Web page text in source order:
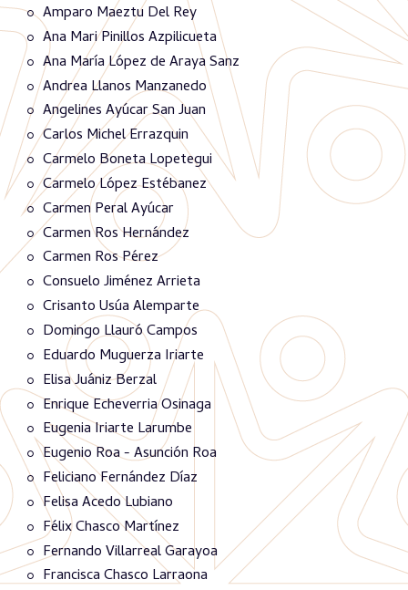
Amparo Maeztu Del Rey
Ana Mari Pinillos Azpilicueta
Ana María López de Araya Sanz
Andrea Llanos Manzanedo
Angelines Ayúcar San Juan
Carlos Michel Errazquin
Carmelo Boneta Lopetegui
Carmelo López Estébanez
Carmen Peral Ayúcar
Carmen Ros Hernández
Carmen Ros Pérez
Consuelo Jiménez Arrieta
Crisanto Usúa Alemparte
Domingo Llauró Campos
Eduardo Muguerza Iriarte
Elisa Juániz Berzal
Enrique Echeverria Osinaga
Eugenia Iriarte Larumbe
Eugenio Roa - Asunción Roa
Feliciano Fernández Díaz
Felisa Acedo Lubiano
Félix Chasco Martínez
Fernando Villarreal Garayoa
Francisca Chasco Larraona